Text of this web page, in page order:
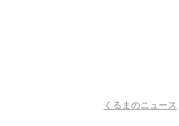
くるまのニュース